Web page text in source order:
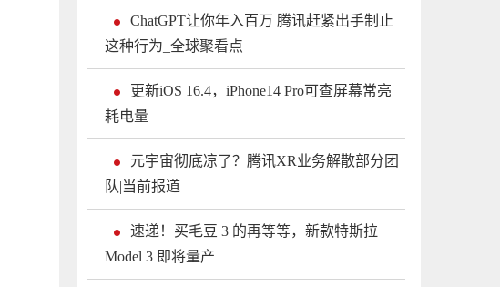
ChatGPT让你年入百万 腾讯赶紧出手制止
这种行为_全球聚看点
更新iOS 16.4，iPhone14 Pro可查屏幕常亮
耗电量
元宇宙彻底凉了？腾讯XR业务解散部分团
队|当前报道
速递！买毛豆 3 的再等等，新款特斯拉
Model 3 即将量产